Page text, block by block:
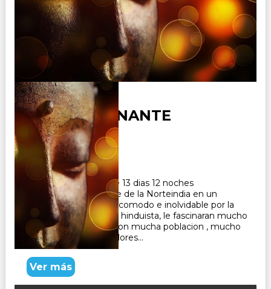
INDIA FASCINANTE
Duración:
13Días12Noches
Paquetes Turisticos de 13 dias 12 noches
: Bienvenidos a un viaje de la Norteindia en un
recorrido interesante , comodo e inolvidable por la
cultura y lahospitalidad hinduista, le fascinaran mucho
las ciudades grandes con mucha poblacion , mucho
comercio ymuchos colores...
Ver más